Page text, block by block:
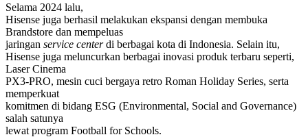
Selama 2024 lalu,
Hisense juga berhasil melakukan ekspansi dengan membuka
Brandstore dan mempeluas
jaringan service centerdi berbagai kota di Indonesia. Selain itu,
Hisense juga meluncurkan berbagai inovasi produk terbaru seperti,
Laser Cinema
PX3-PRO, mesin cuci bergaya retro Roman Holiday Series, serta
memperkuat
komitmen di bidang ESG (Environmental, Social and Governance)
salah satunya
lewat program Football for Schools.